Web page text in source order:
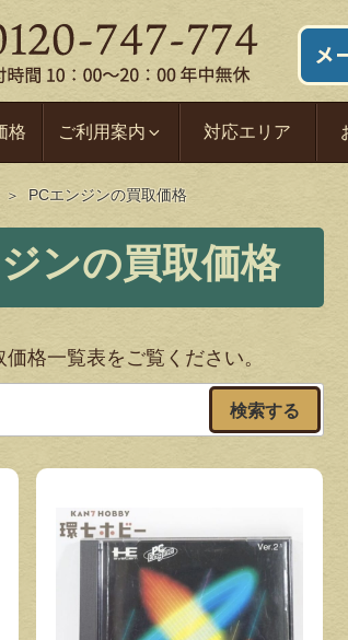
格 ご利用案内 対応エリア
PCエンジンの買取価格
ンの買取価格
価格一覧表をご覧ください。
検索する